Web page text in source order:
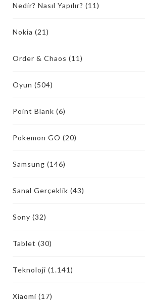
Nedir? Nasıl Yapılır? (11)
Nokia (21)
Order & Chaos (11)
Oyun (504)
Point Blank (6)
Pokemon GO (20)
Samsung (146)
Sanal Gerçeklik (43)
Sony (32)
Tablet (30)
Teknoloji (1.141)
Xiaomi (17)